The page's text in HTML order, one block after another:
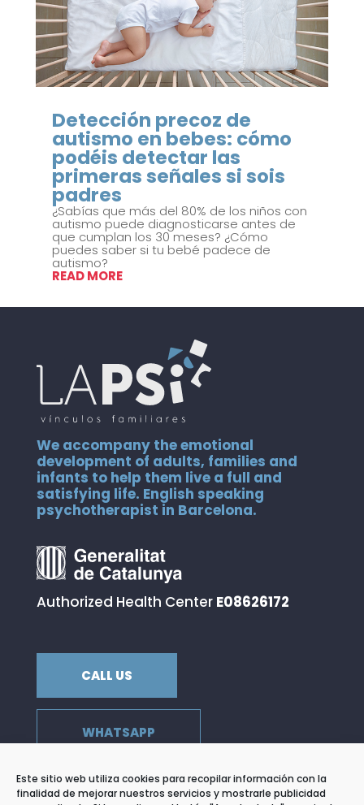
Este sitio web utiliza cookies para recopilar información con la
finalidad de mejorar nuestros servicios y mostrarle publicidad
Detección precoz de
autismo en bebes: cómo
podéis detectar las
primeras señales si sois
padres
¿Sabías que más del 80% de los niños con
autismo puede diagnosticarse antes de
que cumplan los 30 meses? ¿Cómo
puedes saber si tu bebé padece de
autismo?
READ MORE
We accompany the emotional
development of adults, families and
infants to help them live a full and
satisfying life. English speaking
psychotherapist in Barcelona.
Authorized Health Center E08626172
CALL US
WHATSAPP